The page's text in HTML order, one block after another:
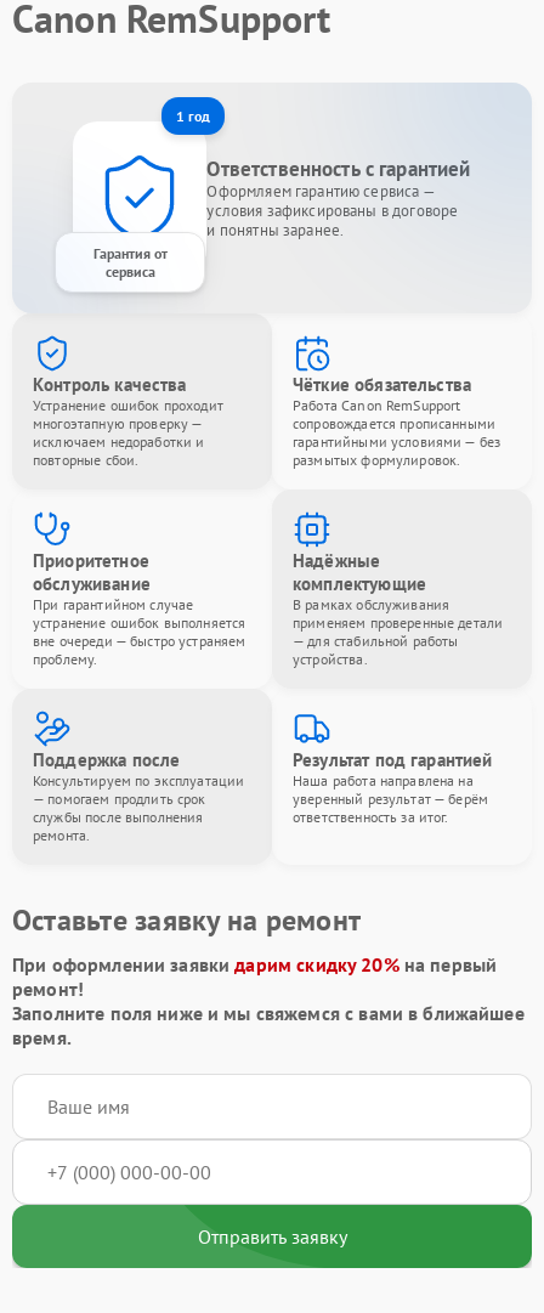
Canon RemSupport
1 год
Гарантия от
сервиса
Ответственность с гарантией
Оформляем гарантию сервиса —
условия зафиксированы в договоре
и понятны заранее.
Контроль качества
Устранение ошибок проходит
многоэтапную проверку —
исключаем недоработки и
повторные сбои.
Чёткие обязательства
Работа Canon RemSupport
сопровождается прописанными
гарантийными условиями — без
размытых формулировок.
Приоритетное
обслуживание
При гарантийном случае
устранение ошибок выполняется
вне очереди — быстро устраняем
проблему.
Надёжные
комплектующие
В рамках обслуживания
применяем проверенные детали
— для стабильной работы
устройства.
Поддержка после
Консультируем по эксплуатации
— помогаем продлить срок
службы после выполнения
ремонта.
Результат под гарантией
Наша работа направлена на
уверенный результат — берём
ответственность за итог.
Оставьте заявку на ремонт
При оформлении заявкидарим скидку 20%на первый
ремонт!
Заполните поля ниже и мы свяжемся с вами в ближайшее
время.
Отправить заявку